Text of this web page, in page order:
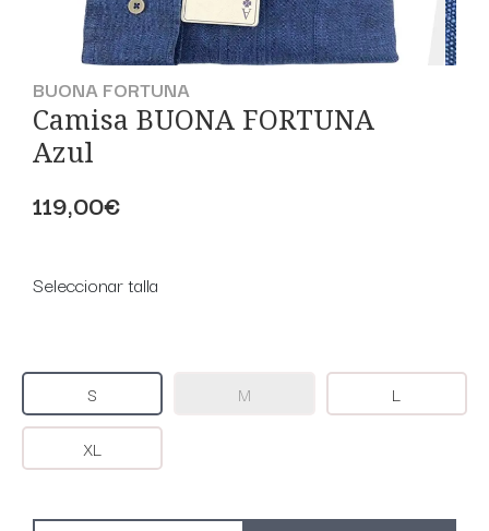
BUONA FORTUNA
Camisa BUONA FORTUNA
Azul
119,00€
Seleccionar talla
S M L
XL